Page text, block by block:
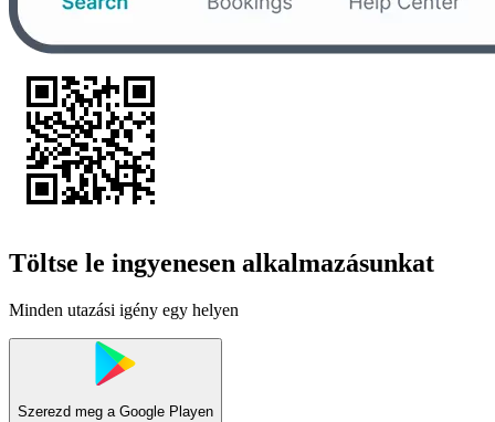
Töltse le ingyenesen alkalmazásunkat
Minden utazási igény egy helyen
Szerezd meg a Google Playen